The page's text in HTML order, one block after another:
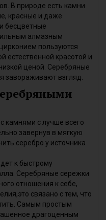
В природе есть камни
красные и даже
бесцветные
алмазным
пользуются
естественной красотой и
ценой. Серебряные
завораживают взгляд.
камнями с лучше всего
завернув в мягкую
серебро у источника
к быстрому
Серебряные сережки
отношения к себе,
связано с тем, что
Самым простым
драгоценным